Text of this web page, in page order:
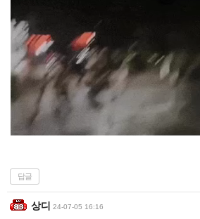
답글
상디 24-07-05 16:16